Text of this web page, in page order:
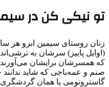
تو نیکی کن در
زنان روستای سیمین ابرو هر
(اوایل پاییز) سرشان به
که همسرشان برایشان
صنم و عمه‌باجی که شاید
گاسترونومی یا همان